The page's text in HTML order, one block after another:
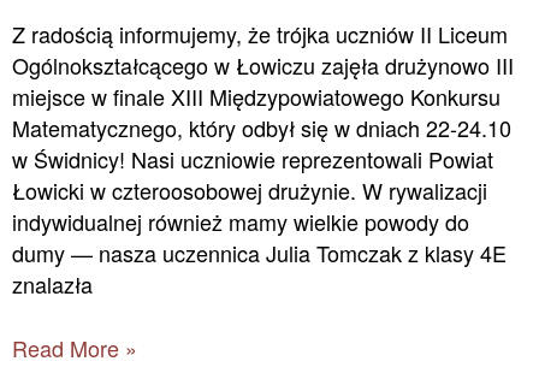
Z radością informujemy, że trójka uczniów II Liceum
Ogólnokształcącego w Łowiczu zajęła drużynowo III
miejsce w finale XIII Międzypowiatowego Konkursu
Matematycznego, który odbył się w dniach 22-24.10
w Świdnicy! Nasi uczniowie reprezentowali Powiat
Łowicki w czteroosobowej drużynie. W rywalizacji
indywidualnej również mamy wielkie powody do
dumy — nasza uczennica Julia Tomczak z klasy 4E
znalazła
Konkursu
Matematycznego
Read More »